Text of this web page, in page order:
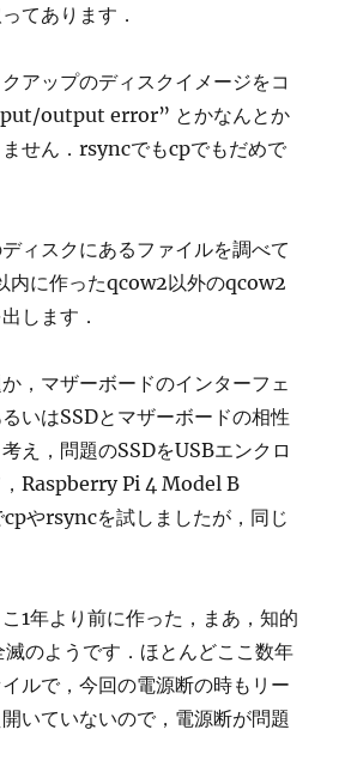
てあります．
アップのディスクイメージをコ
output error” とかなんとか
せん．rsyncでもcpでもだめで
ィスクにあるファイルを調べて
内に作ったqcow2以外のqcow2
します．
，マザーボードのインターフェ
いはSSDとマザーボードの相性
え，問題のSSDをUSBエンクロ
，Raspberry Pi 4 Model B
やrsyncを試しましたが，同じ
1年より前に作った，まあ，知的
のようです．ほとんどここ数年
ルで，今回の電源断の時もリー
いていないので，電源断が問題